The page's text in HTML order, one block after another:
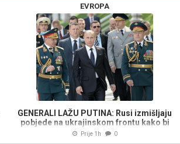
EVROPA
GENERALI LAŽU PUTINA: Rusi izmišljaju
pobjede na ukrajinskom frontu kako bi
obmanuli šefa Kremlja
Prije 1h 0